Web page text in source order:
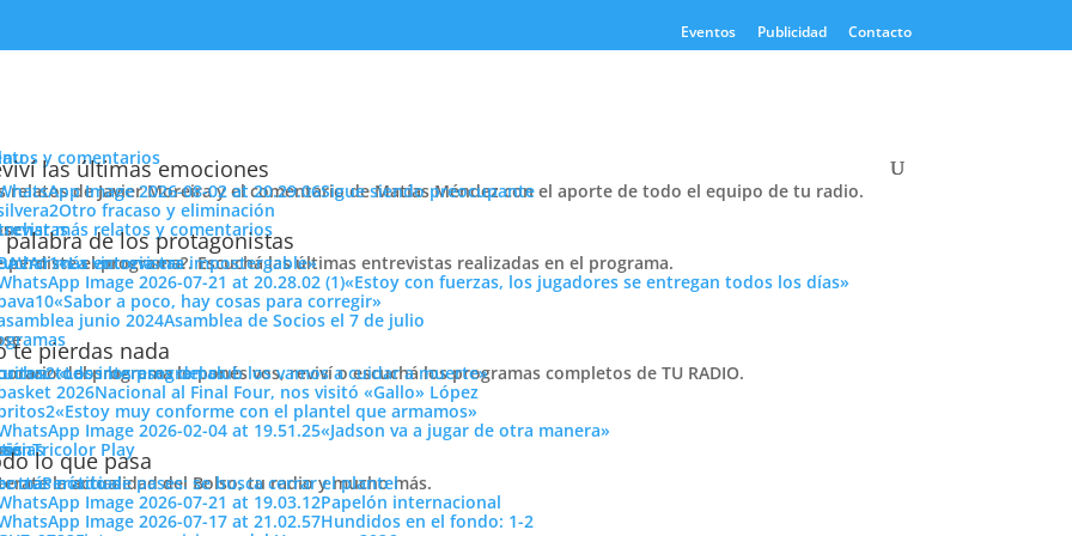
Eventos Publicidad Contacto
y comentarios
las últimas emociones
relatos de Javier Moreira y el comentario de Matías Méndez con el aporte de todo el equipo de tu radio.
Sigue siendo preocupante
Otro fracaso y eliminación
más relatos y comentarios
palabra de los protagonistas
perdiste el programa?. Escuchá las últimas entrevistas realizadas en el programa.
más entrevistas
«La victoria era impostergable»
«Estoy con fuerzas, los jugadores se entregan todos los días»
«Sabor a poco, hay cosas para corregir»
Asamblea de Socios el 7 de julio
te pierdas nada
del programa lo ponés vos, reviví o escuchá los programas completos de TU RADIO.
todos los programas
«Los intereses del club los vamos a cuidar a muerte»
Nacional al Final Four, nos visitó «Gallo» López
«Estoy muy conforme con el plantel que armamos»
«Jadson va a jugar de otra manera»
Play
lo que pasa
la actualidad del Bolso, tu radio y mucho más.
más noticias
Período de pases: se busca cerrar el plantel
Papelón internacional
Hundidos en el fondo: 1-2
en Bahía
de compra
dejará Nacional para jugar en Bahía de Brasil. El lateral partirá el
están ávidos de saber cuánto dinero entra a las arcas del club,
montos y condiciones.
Tweets by PasionTricolor1